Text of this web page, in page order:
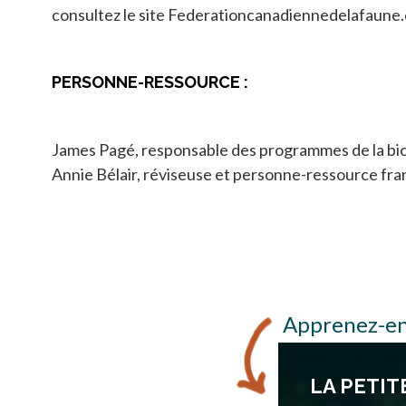
consultez le site
PERSONNE-RESSOURCE :
James Pagé, responsable des programmes de la
Annie Bélair, réviseuse et personne-ressource
Apprenez-
LA